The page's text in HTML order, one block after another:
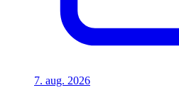
7. aug. 2026